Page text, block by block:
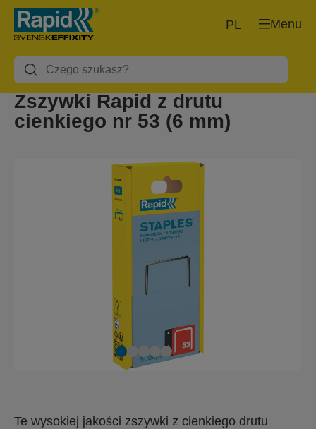
Menu
PL
Zszywki Rapid z drutu
cienkiego nr 53 (6 mm)
Te wysokiej jakości zszywki z cienkiego drutu